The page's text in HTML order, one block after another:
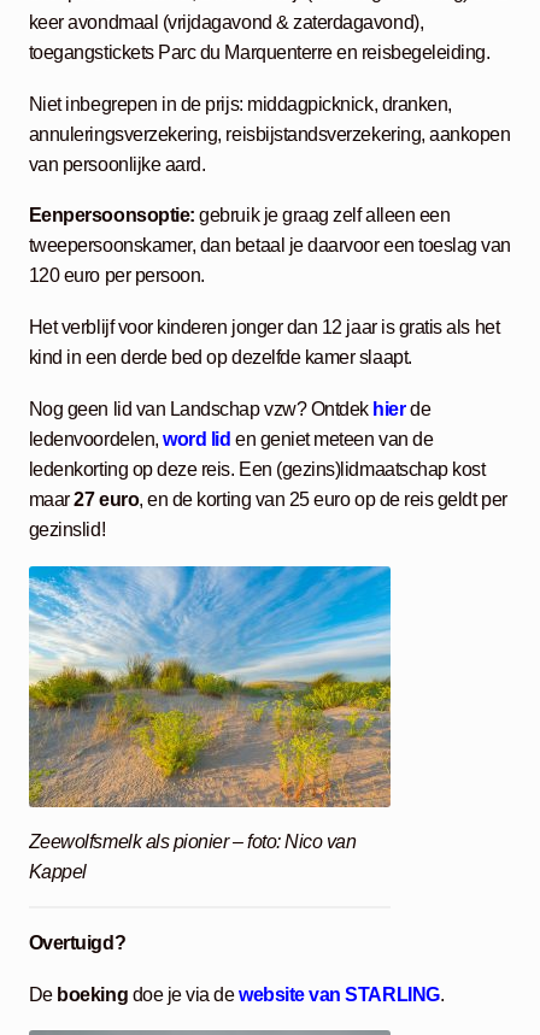
keer avondmaal (vrijdagavond & zaterdagavond),
toegangstickets Parc du Marquenterre en reisbegeleiding.
Niet inbegrepen in de prijs: middagpicknick, dranken,
annuleringsverzekering, reisbijstandsverzekering, aankopen
van persoonlijke aard.
Eenpersoonsoptie: gebruik je graag zelf alleen een
tweepersoonskamer, dan betaal je daarvoor een toeslag van
120 euro per persoon.
Het verblijf voor kinderen jonger dan 12 jaar is gratis als het
kind in een derde bed op dezelfde kamer slaapt.
Nog geen lid van Landschap vzw? Ontdekhierde
ledenvoordelen,word lid en geniet meteen van de
ledenkorting op deze reis. Een (gezins)lidmaatschap kost
maar27 euro, en de korting van 25 euro op de reis geldt per
gezinslid!
Zeewolfsmelk als pionier – foto: Nico van
Kappel
Overtuigd?
De boeking doe je via de website van STARLING.